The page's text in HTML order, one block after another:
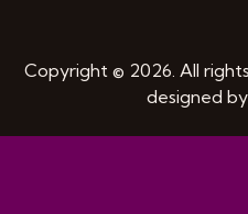
Copyright © 2026. All
designed by